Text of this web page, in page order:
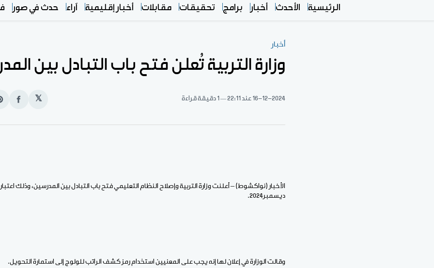
الرئيسية الأحدث أخبار برامج تحقيقات مقابلات أخبار إقليمية آراء حدث في صور
أخبار
وزارة التربية تُعلن فتح باب التبادل بين
16-12-2024 عند 22:11 1 دقيقة قراءة 𝕏
انشر
ديسمبر2024.
وقالت الوزارة في إعلان لها إنه يجب على المعنيين استخدام رمز كشف الراتب للولوج إلى استمارة التحويل.